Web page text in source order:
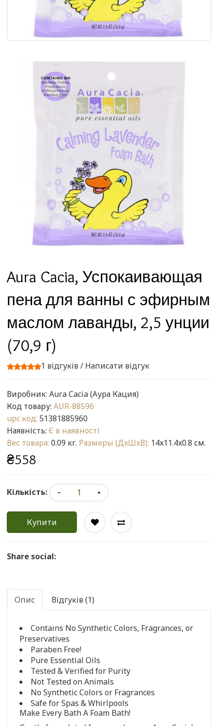
Aura Cacia, Успокаивающая
пена для ванны с эфирным
маслом лаванды, 2,5 унции
(70,9 г)
1 відгуків/ Написати відгук
Виробник: Aura Cacia (Аура Кация)
Код товару: AUR-88596
upc код: 51381885960
Наявність: Є в наявності
Вес товара: 0.09 кг. Размеры (ДxШxВ): 14x11.4x0.8 см.
₴558
Кількість:
Купити
Share social:
Опис Відгуків (1)
Contains No Synthetic Colors, Fragrances, or
Preservatives
Paraben Free!
Pure Essential Oils
Tested & Verified for Purity
Not Tested on Animals
No Synthetic Colors or Fragrances
Safe for Spas & Whirlpools
Make Every Bath A Foam Bath!